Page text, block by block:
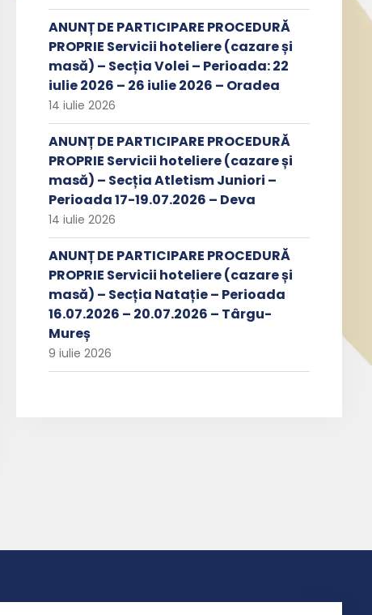
ANUNȚ DE PARTICIPARE PROCEDURĂ
PROPRIE Servicii hoteliere (cazare și
masă) – Secția Volei – Perioada: 22
iulie 2026 – 26 iulie 2026 – Oradea
14 iulie 2026
ANUNȚ DE PARTICIPARE PROCEDURĂ
PROPRIE Servicii hoteliere (cazare și
masă) – Secția Atletism Juniori –
Perioada 17-19.07.2026 – Deva
14 iulie 2026
ANUNȚ DE PARTICIPARE PROCEDURĂ
PROPRIE Servicii hoteliere (cazare și
masă) – Secția Natație – Perioada
16.07.2026 – 20.07.2026 – Târgu-
Mureș
9 iulie 2026